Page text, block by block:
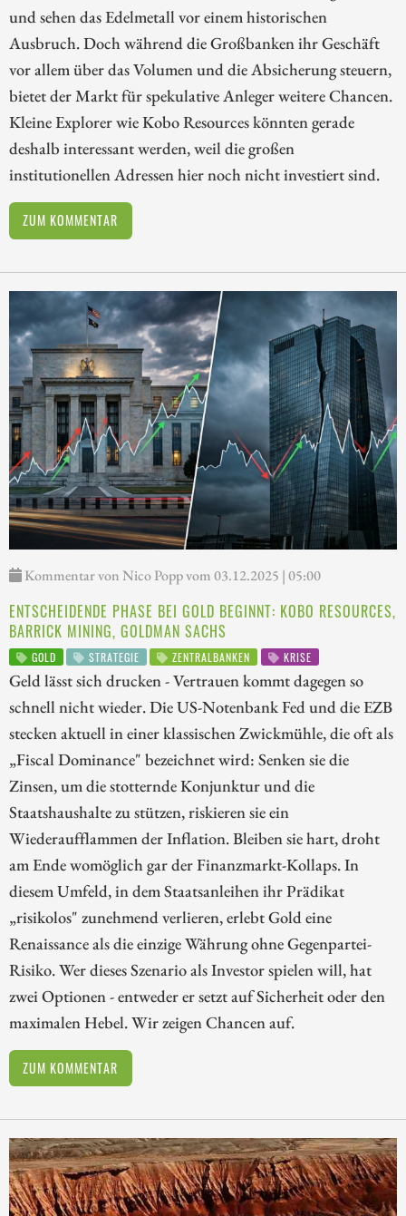
und sehen das Edelmetall vor einem historischen
Ausbruch. Doch während die Großbanken ihr Geschäft
vor allem über das Volumen und die Absicherung steuern,
bietet der Markt für spekulative Anleger weitere Chancen.
Kleine Explorer wie Kobo Resources könnten gerade
deshalb interessant werden, weil die großen
institutionellen Adressen hier noch nicht investiert sind.
ZUM KOMMENTAR
Kommentar von Nico Popp vom 03.12.2025 | 05:00
ENTSCHEIDENDE PHASE BEI GOLD BEGINNT: KOBO RESOURCES,
BARRICK MINING, GOLDMAN SACHS
GOLD STRATEGIE ZENTRALBANKEN KRISE
Geld lässt sich drucken - Vertrauen kommt dagegen so
schnell nicht wieder. Die US-Notenbank Fed und die EZB
stecken aktuell in einer klassischen Zwickmühle, die oft als
„Fiscal Dominance" bezeichnet wird: Senken sie die
Zinsen, um die stotternde Konjunktur und die
Staatshaushalte zu stützen, riskieren sie ein
Wiederaufflammen der Inflation. Bleiben sie hart, droht
am Ende womöglich gar der Finanzmarkt-Kollaps. In
diesem Umfeld, in dem Staatsanleihen ihr Prädikat
„risikolos" zunehmend verlieren, erlebt Gold eine
Renaissance als die einzige Währung ohne Gegenpartei-
Risiko. Wer dieses Szenario als Investor spielen will, hat
zwei Optionen - entweder er setzt auf Sicherheit oder den
maximalen Hebel. Wir zeigen Chancen auf.
ZUM KOMMENTAR